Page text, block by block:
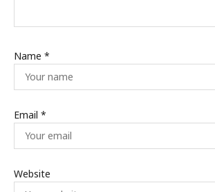
Name *
Email *
Website